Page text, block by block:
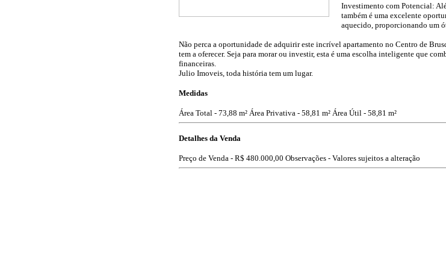
Investimento com Potencial:
também é uma excelente
aquecido, proporcionando um
Não perca a oportunidade de adquirir este incrível apartamento no Centro de
tem a oferecer. Seja para morar ou investir, esta é uma escolha inteligente que
financeiras.
Julio Imoveis, toda história tem um lugar.
Medidas
Área Total - 73,88 m² Área Privativa - 58,81 m² Área Útil - 58,81 m²
Detalhes da Venda
Preço de Venda - R$ 480.000,00 Observações - Valores sujeitos a alteração